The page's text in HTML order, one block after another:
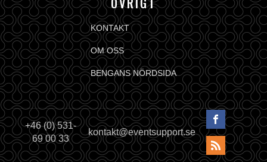
KONTAKT
OM OSS
BENGANS NÖRDSIDA
+46 (0) 531-
69 00 33
kontakt@eventsupport.se